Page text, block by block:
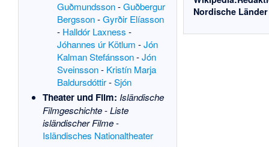
Guðmundsson-Guðbergur
Bergsson-Gyrðir Elíasson
- Halldór Laxness -
Jóhannes úr Kötlum -Jón
Kalman Stefánsson-Jón
Sveinsson- Kristín Marja
Baldursdóttir-Sjón
Theater und Film: Isländische
Filmgeschichte-Liste
isländischer Filme-
Isländisches Nationaltheater
Nordische Länder